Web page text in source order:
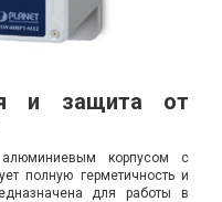
и защита от
алюминиевым корпусом с
полную герметичность и
для работы в